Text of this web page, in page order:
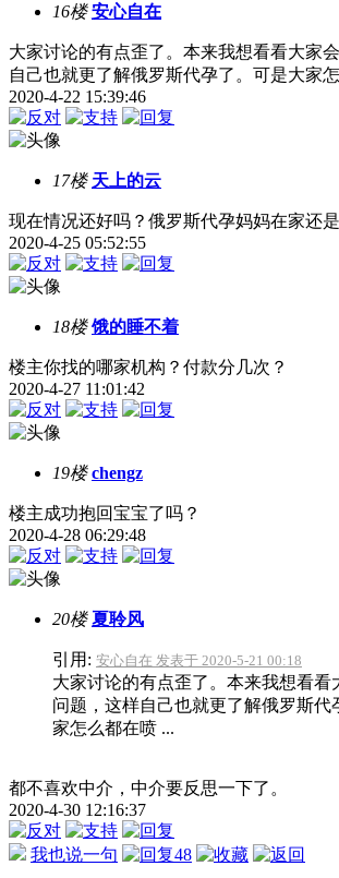
16楼 安心自在
大家讨论的有点歪了。本来我想看看大家
自己也就更了解俄罗斯代孕了。可是大家
2020-4-22 15:39:46
17楼 天上的云
现在情况还好吗？俄罗斯代孕妈妈在家还
2020-4-25 05:52:55
18楼 饿的睡不着
楼主你找的哪家机构？付款分几次？
2020-4-27 11:01:42
19楼 chengz
楼主成功抱回宝宝了吗？
2020-4-28 06:29:48
20楼 夏聆风
引用: 安心自在 发表于 2020-5-21 00:18
大家讨论的有点歪了。本来我想看看
问题，这样自己也就更了解俄罗斯代
家怎么都在喷 ...
都不喜欢中介，中介要反思一下了。
2020-4-30 12:16:37
我也说一句 48